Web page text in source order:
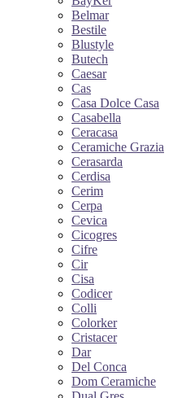
Belmar
Bestile
Blustyle
Butech
Caesar
Cas
Casa Dolce Casa
Casabella
Ceracasa
Ceramiche Grazia
Cerasarda
Cerdisa
Cerim
Cerpa
Cevica
Cicogres
Cifre
Cir
Cisa
Codicer
Colli
Colorker
Cristacer
Dar
Del Conca
Dom Ceramiche